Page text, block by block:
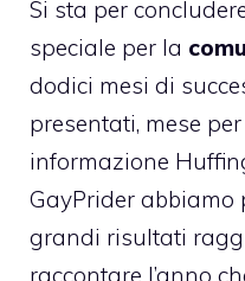
Si sta per
speciale per la
dodici mesi di
presentati, mese
informazione
GayPrider abbiamo
grandi risultati
raccontare l’anno